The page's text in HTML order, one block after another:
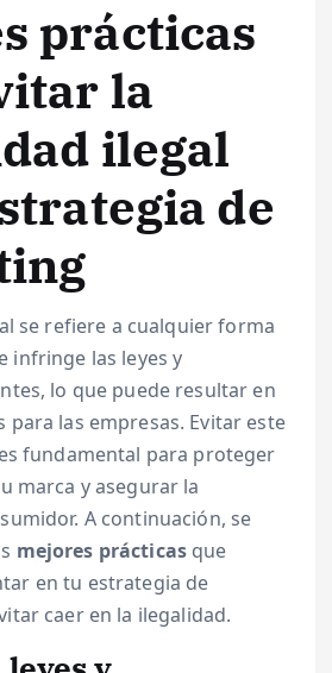
prácticas
la
ilegal
de
se refiere a cualquier forma
infringe las leyes y
lo que puede resultar en
para las empresas. Evitar este
fundamental para proteger
marca y asegurar la
A continuación, se
mejores prácticas que
en tu estrategia de
caer en la ilegalidad.